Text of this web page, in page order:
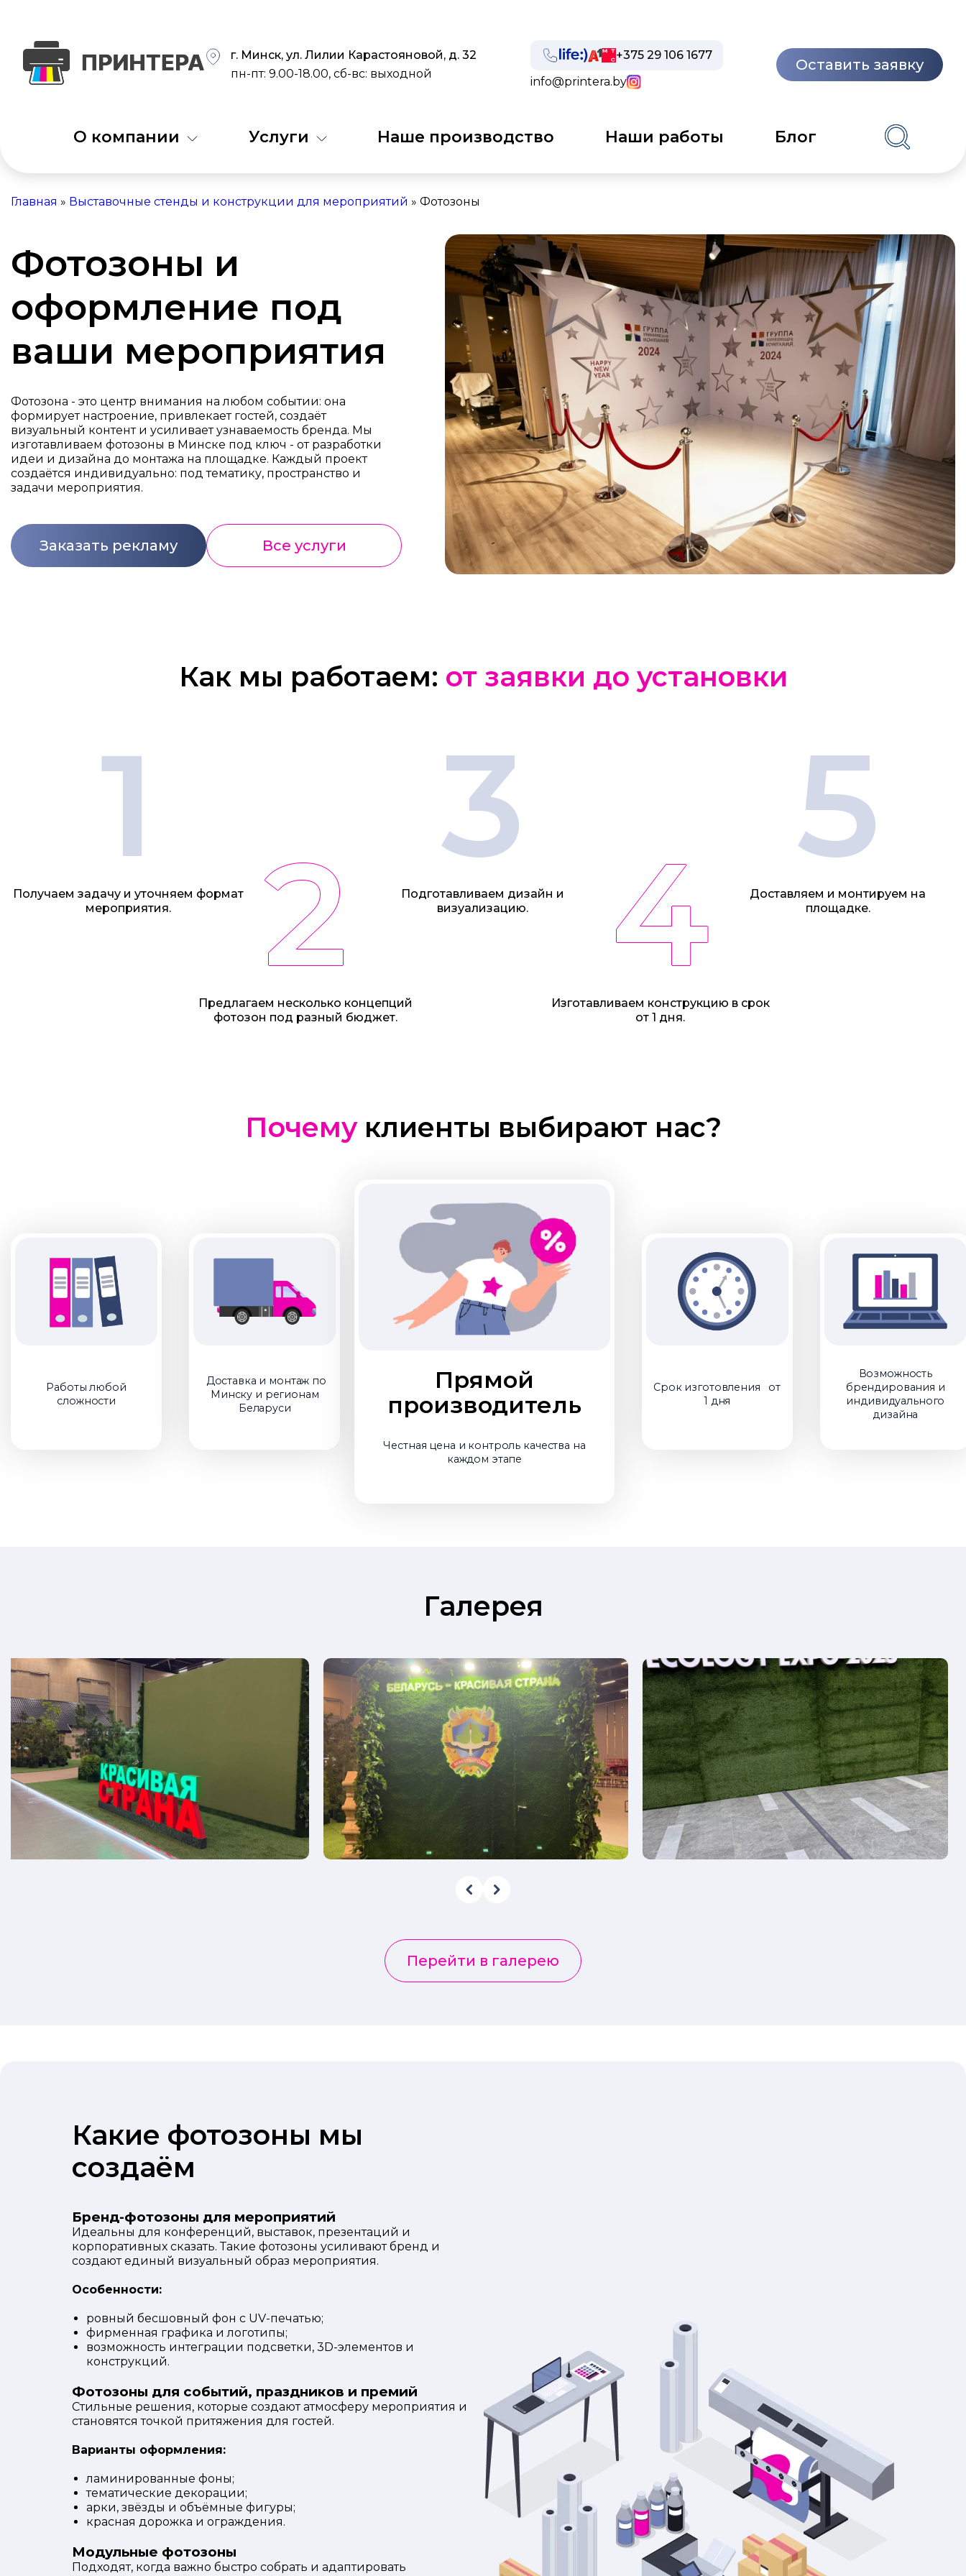
г. Минск, ул. Лилии Карастояновой, д. 32
пн-пт: 9.00-18.00, сб-вс: выходной
+375 29 106 1677
info@printera.by
Оставить заявку
О компании Услуги Наше производство Наши работы Блог
Главная » Выставочные стенды и конструкции для мероприятий » Фотозоны
Фотозоны и
оформление под
ваши мероприятия
Фотозона - это центр внимания на любом событии: она
формирует настроение, привлекает гостей, создаёт
визуальный контент и усиливает узнаваемость бренда. Мы
изготавливаем фотозоны в Минске под ключ - от разработки
идеи и дизайна до монтажа на площадке. Каждый проект
создаётся индивидуально: под тематику, пространство и
задачи мероприятия.
Заказать рекламу Все услуги
Как мы работаем: от заявки до установки
1
Получаем задачу и уточняем формат
мероприятия.
2
Предлагаем несколько концепций
фотозон под разный бюджет.
3
Подготавливаем дизайн и
визуализацию.
4
Изготавливаем конструкцию в срок
от 1 дня.
5
Доставляем и монтируем на
площадке.
Почемуклиенты выбирают нас?
Работы любой
сложности
Доставка и монтаж по
Минску и регионам
Беларуси
Прямой
производитель
Честная цена и контроль качества на
каждом этапе
Срок изготовления от
1 дня
Возможность
брендирования и
индивидуального
дизайна
Галерея
Перейти в галерею
Какие фотозоны мы
создаём
Бренд-фотозоны для мероприятий
Идеальны для конференций, выставок, презентаций и
корпоративных сказать. Такие фотозоны усиливают бренд и
создают единый визуальный образ мероприятия.
Особенности:
ровный бесшовный фон с UV-печатью;
фирменная графика и логотипы;
возможность интеграции подсветки, 3D-элементов и
конструкций.
Фотозоны для событий, праздников и премий
Стильные решения, которые создают атмосферу мероприятия и
становятся точкой притяжения для гостей.
Варианты оформления:
ламинированные фоны;
тематические декорации;
арки, звёзды и объёмные фигуры;
красная дорожка и ограждения.
Модульные фотозоны
Подходят, когда важно быстро собрать и адаптировать